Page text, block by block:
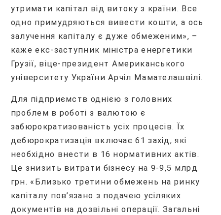
утримати капітал від витоку з країни. Все
одно примудряються вивести кошти, а ось
залучення капіталу є дуже обмеженим», –
каже екс-заступник міністра енергетики
Грузії, віце-президент Американського
університету України Арчіл Мамателашвілі.
Для підприємств однією з головних
проблем в роботі з валютою є
забюрократизованість усіх процесів. Їх
дебюрократизація включає 61 захід, які
необхідно внести в 16 нормативних актів.
Це знизить витрати бізнесу на 9-9,5 млрд
грн. «Близько третини обмежень на ринку
капіталу пов’язано з подачею усіляких
документів на дозвільні операції. Загальні